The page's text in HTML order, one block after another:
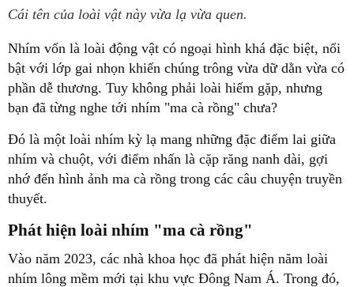
Cái tên của loài vật này vừa lạ vừa quen.
Nhím vốn là loài động vật có ngoại hình khá đặc biệt, nổi
bật với lớp gai nhọn khiến chúng trông vừa dữ dằn vừa có
phần dễ thương. Tuy không phải loài hiếm gặp, nhưng
bạn đã từng nghe tới nhím "ma cà rồng" chưa?
Đó là một loài nhím kỳ lạ mang những đặc điểm lai giữa
nhím và chuột, với điểm nhấn là cặp răng nanh dài, gợi
nhớ đến hình ảnh ma cà rồng trong các câu chuyện truyền
thuyết.
Phát hiện loài nhím "ma cà rồng"
Vào năm 2023, các nhà khoa học đã phát hiện năm loài
nhím lông mềm mới tại khu vực Đông Nam Á. Trong đó,